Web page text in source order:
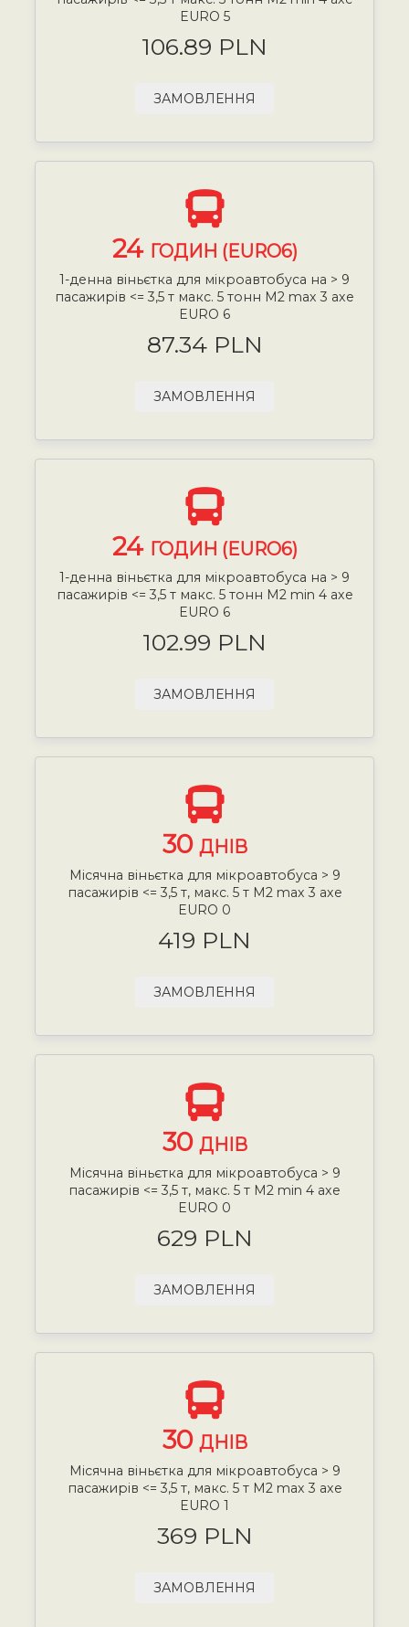
EURO 5
106.89 PLN
ЗАМОВЛЕННЯ
24 ГОДИН (EURO6)
1-денна віньєтка для мікроавтобуса на > 9
пасажирів <= 3,5 т макс. 5 тонн М2 max 3 axe
EURO 6
87.34 PLN
ЗАМОВЛЕННЯ
24 ГОДИН (EURO6)
1-денна віньєтка для мікроавтобуса на > 9
пасажирів <= 3,5 т макс. 5 тонн М2 min 4 axe
EURO 6
102.99 PLN
ЗАМОВЛЕННЯ
30 ДНІВ
Місячна віньєтка для мікроавтобуса > 9
пасажирів <= 3,5 т, макс. 5 т М2 max 3 axe
EURO 0
419 PLN
ЗАМОВЛЕННЯ
30 ДНІВ
Місячна віньєтка для мікроавтобуса > 9
пасажирів <= 3,5 т, макс. 5 т М2 min 4 axe
EURO 0
629 PLN
ЗАМОВЛЕННЯ
30 ДНІВ
Місячна віньєтка для мікроавтобуса > 9
пасажирів <= 3,5 т, макс. 5 т М2 max 3 axe
EURO 1
369 PLN
ЗАМОВЛЕННЯ